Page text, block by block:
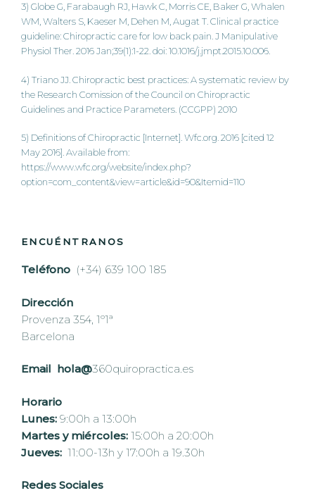
3) Globe G, Farabaugh RJ, Hawk C, Morris CE, Baker G, Whalen
WM, Walters S, Kaeser M, Dehen M, Augat T. Clinical practice
guideline: Chiropractic care for low back pain. J Manipulative
Physiol Ther. 2016 Jan;39(1):1-22. doi: 10.1016/j.jmpt.2015.10.006.
4) Triano JJ. Chiropractic best practices: A systematic review by
the Research Comission of the Council on Chiropractic
Guidelines and Practice Parameters. (CCGPP) 2010
5) Definitions of Chiropractic [Internet]. Wfc.org. 2016 [cited 12
May 2016]. Available from:
https://www.wfc.org/website/index.php?
option=com_content&view=article&id=90&Itemid=110
ENCUÉNTRANOS
Teléfono (+34) 639 100 185
Dirección
Provenza 354, 1º1ª
Barcelona
Email hola@360quiropractica.es
Horario
Lunes: 9:00h a 13:00h
Martes y miércoles: 15:00h a 20:00h
Jueves: 11:00-13h y 17:00h a 19.30h
Redes Sociales